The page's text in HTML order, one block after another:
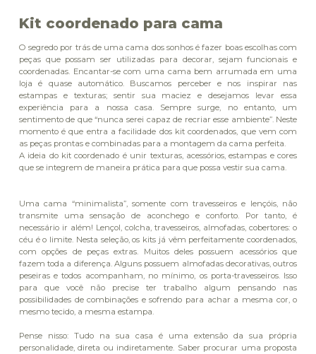
Kit coordenado para cama
O segredo por trás de uma cama dos sonhos é fazer boas escolhas com
peças que possam ser utilizadas para decorar, sejam funcionais e
coordenadas. Encantar-se com uma cama bem arrumada em uma
loja é quase automático. Buscamos perceber e nos inspirar nas
estampas e texturas; sentir sua maciez e desejamos levar essa
experiência para a nossa casa. Sempre surge, no entanto, um
sentimento de que “nunca serei capaz de recriar esse ambiente”. Neste
momento é que entra a facilidade dos kit coordenados, que vem com
as peças prontas e combinadas para a montagem da cama perfeita.
A ideia do kit coordenado é unir texturas, acessórios, estampas e cores
que se integrem de maneira prática para que possa vestir sua cama.
Uma cama “minimalista”, somente com travesseiros e lençóis, não
transmite uma sensação de aconchego e conforto. Por tanto, é
necessário ir além! Lençol, colcha, travesseiros, almofadas, cobertores: o
céu é o limite. Nesta seleção, os kits já vêm perfeitamente coordenados,
com opções de peças extras. Muitos deles possuem acessórios que
fazem toda a diferença. Alguns possuem almofadas decorativas, outros
peseiras e todos acompanham, no mínimo, os porta-travesseiros. Isso
para que você não precise ter trabalho algum pensando nas
possibilidades de combinações e sofrendo para achar a mesma cor, o
mesmo tecido, a mesma estampa.
Pense nisso: Tudo na sua casa é uma extensão da sua própria
personalidade, direta ou indiretamente. Saber procurar uma proposta